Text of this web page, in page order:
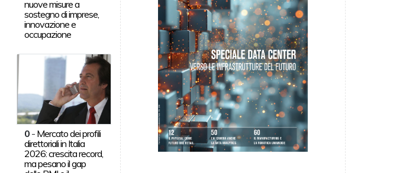
nuove misure a
sostegno di imprese,
innovazione e
occupazione
0 - Mercato dei profili
direttoriali in Italia
2026: crescita record,
ma pesano il gap